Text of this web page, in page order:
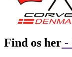
Find os her -